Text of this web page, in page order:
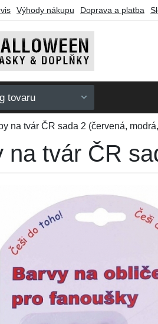
Výhody nákupu Doprava a platba
poukazy
tovaru
na tvár ČR sada 2 (červená,
na tvár ČR